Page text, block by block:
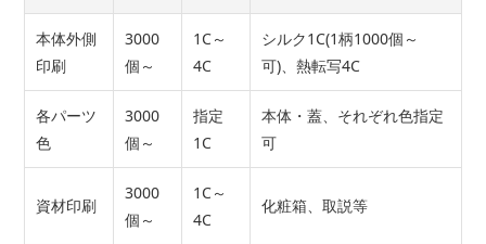
本体外側
印刷
3000
個～
1C～
4C
シルク1C(1柄1000個～
可)、熱転写4C
各パーツ
色
3000
個～
指定
1C
本体・蓋、それぞれ色指定
可
資材印刷
3000
個～
1C～
4C
化粧箱、取説等